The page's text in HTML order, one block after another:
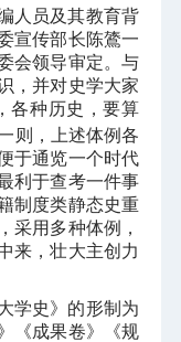
人员及其教育背
宣传部长陈鷟一
会领导审定。与
，并对史学大家
各种历史，要算
则，上述体例各
于通览一个时代
利于查考一件事
制度类静态史重
采用多种体例，
来，壮大主创力
学史》的形制为
《成果卷》《规